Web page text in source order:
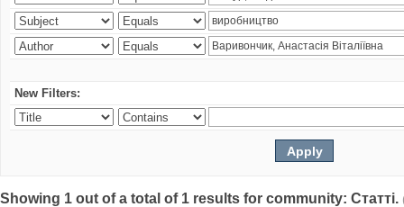
New Filters:
Showing 1 out of a total of 1 results for community: Статті.